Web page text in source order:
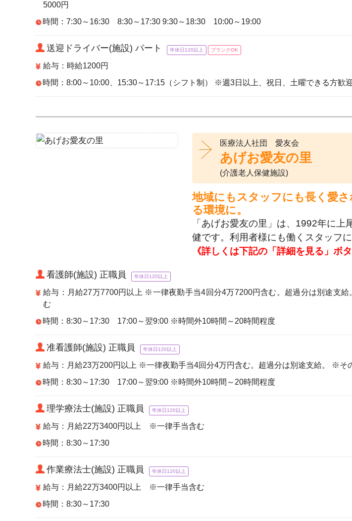
5000円
時間：7:30～16:30 8:30～17:30 9:30～18:30 10:00～19:00
送迎ドライバー(施設) パート 年休日120以上 ブランクOK
給与：時給1200円
時間：8:00～10:00、15:30～17:15（シフト制） ※週3日以上、祝日、土曜できる方歓迎
医療法人社団 愛友会
あげお愛友の里
(介護老人保健施設)
地域にもスタッフにも長く愛
る環境に。
「あげお愛友の里」は、1992年に
健です。利用者様にも働くスタッフ
《詳しくは下記の「詳細を見る」ボ
看護師(施設) 正職員 年休日120以上
給与：月給27万7700円以上 ※一律夜勤手当4回分4万7200円含む。超過分は別途支
む
時間：8:30～17:30 17:00～翌9:00 ※時間外10時間～20時間程度
准看護師(施設) 正職員 年休日120以上
給与：月給23万200円以上 ※一律夜勤手当4回分4万円含む。超過分は別途支給。 ※そ
時間：8:30～17:30 17:00～翌9:00 ※時間外10時間～20時間程度
理学療法士(施設) 正職員 年休日120以上
給与：月給22万3400円以上 ※一律手当含む
時間：8:30～17:30
作業療法士(施設) 正職員 年休日120以上
給与：月給22万3400円以上 ※一律手当含む
時間：8:30～17:30